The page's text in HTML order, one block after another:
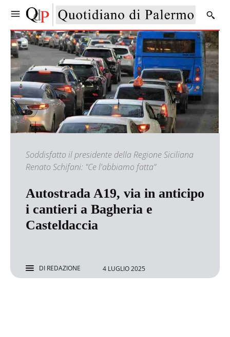
Soddisfatto il presidente della Regione Siciliana
Renato Schifani: "Ce l'abbiamo fatta"
Autostrada A19, via in anticipo
i cantieri a Bagheria e
Casteldaccia
DI REDAZIONE 4 LUGLIO 2025